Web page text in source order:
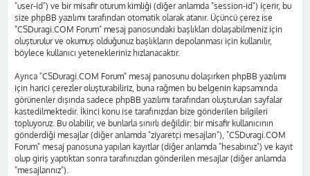
"user-id") ve bir misafir oturum kimliği (diğer anlamda "session-id") içerir, bu
size phpBB yazılımı tarafından otomatik olarak atanır. Üçüncü çerez ise
"CSDuragi.COM Forum" mesaj panosundaki başlıkları dolaşabilmeniz için
oluşturulur ve okumuş olduğunuz başlıkların depolanması için kullanılır,
böylece kullanıcı yetenekleriniz hızlanacaktır.
Ayrıca "CSDuragi.COM Forum" mesaj panosunu dolaşırken phpBB yazılımı
için harici çerezler oluşturabiliriz, buna rağmen bu belgenin kapsamında
görünenler dışında sadece phpBB yazılımı tarafından oluşturulan sayfalar
kastedilmektedir. İkinci konu ise tarafınızdan bize gönderilen bilgileri
topluyoruz. Bu olabilir, ve bunlarla sınırlı değildir: bir misafir kullanıcının
gönderdiği mesajlar (diğer anlamda "ziyaretçi mesajları"), "CSDuragi.COM
Forum" mesaj panosuna yapılan kayıtlar (diğer anlamda "hesabınız") ve kayıt
olup giriş yaptıktan sonra tarafınızdan gönderilen mesajlar (diğer anlamda
"mesajlarınız").